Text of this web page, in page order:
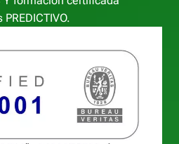
PREDICTIVO.